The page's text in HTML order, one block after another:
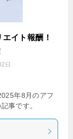
イト報酬！
日
年8月のアフ
事です。